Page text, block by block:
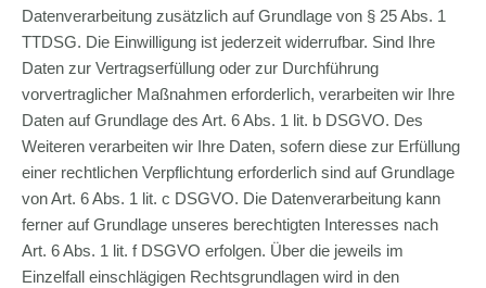
Datenverarbeitung zusätzlich auf Grundlage von § 25 Abs. 1
TTDSG. Die Einwilligung ist jederzeit widerrufbar. Sind Ihre
Daten zur Vertragserfüllung oder zur Durchführung
vorvertraglicher Maßnahmen erforderlich, verarbeiten wir Ihre
Daten auf Grundlage des Art. 6 Abs. 1 lit. b DSGVO. Des
Weiteren verarbeiten wir Ihre Daten, sofern diese zur Erfüllung
einer rechtlichen Verpflichtung erforderlich sind auf Grundlage
von Art. 6 Abs. 1 lit. c DSGVO. Die Datenverarbeitung kann
ferner auf Grundlage unseres berechtigten Interesses nach
Art. 6 Abs. 1 lit. f DSGVO erfolgen. Über die jeweils im
Einzelfall einschlägigen Rechtsgrundlagen wird in den